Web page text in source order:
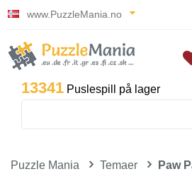
www.PuzzleMania.no
13341 Puslespill på lager
Puzzle Mania Temaer Paw